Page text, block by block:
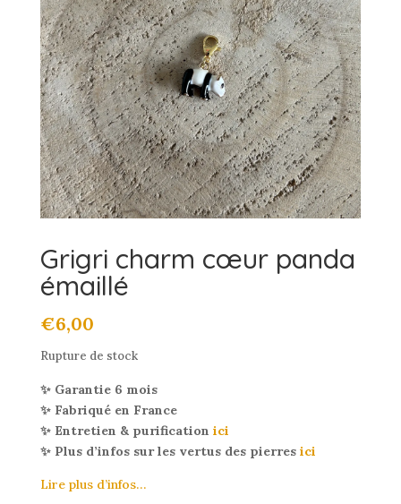
Grigri charm cœur panda
émaillé
€6,00
Rupture de stock
✨ Garantie 6 mois
✨ Fabriqué en France
✨ Entretien & purification ici
✨ Plus d’infos sur les vertus des pierresici
Lire plus d’infos…